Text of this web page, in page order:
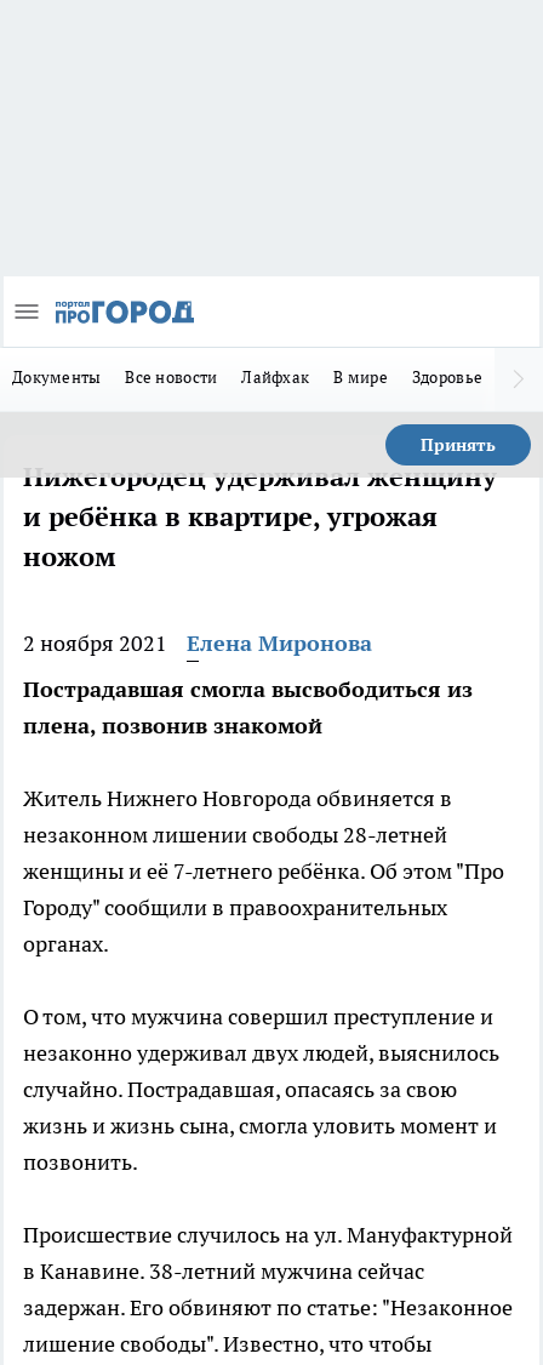
Документы Все новости Лайфхак В мире Здоровье
Принять
Нижегородец удерживал женщину
и ребёнка в квартире, угрожая
ножом
2 ноября 2021
Елена Миронова
Пострадавшая смогла высвободиться из
плена, позвонив знакомой
Житель Нижнего Новгорода обвиняется в
незаконном лишении свободы 28-летней
женщины и её 7-летнего ребёнка. Об этом "Про
Городу" сообщили в правоохранительных
органах.
О том, что мужчина совершил преступление и
незаконно удерживал двух людей, выяснилось
случайно. Пострадавшая, опасаясь за свою
жизнь и жизнь сына, смогла уловить момент и
позвонить.
Происшествие случилось на ул. Мануфактурной
в Канавине. 38-летний мужчина сейчас
задержан. Его обвиняют по статье: "Незаконное
лишение свободы". Известно, что чтобы